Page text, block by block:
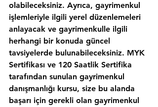
olabileceksiniz. Ayrıca, gayrimenkul
işlemleriyle ilgili yerel düzenlemeleri
anlayacak ve gayrimenkulle ilgili
herhangi bir konuda güncel
tavsiyelerde bulunabileceksiniz. MYK
Sertifikası ve 120 Saatlik Sertifika
tarafından sunulan gayrimenkul
danışmanlığı kursu, size bu alanda
başarı için gerekli olan gayrimenkul